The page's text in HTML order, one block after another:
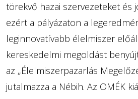
törekvő hazai szervezeteket és
ezért a pályázaton a
leginnovatívabb élelmiszer
kereskedelmi megoldást
az „Élelmiszerpazarlás
jutalmazza a Nébih. Az OMÉK